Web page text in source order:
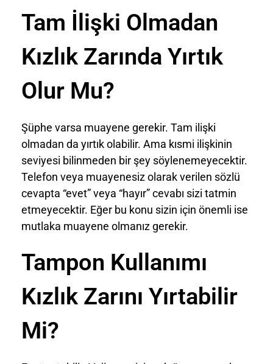
Tam İlişki Olmadan
Kızlık Zarında Yırtık
Olur Mu?
Şüphe varsa muayene gerekir. Tam ilişki
olmadan da yırtık olabilir. Ama kısmi ilişkinin
seviyesi bilinmeden bir şey söylenemeyecektir.
Telefon veya muayenesiz olarak verilen sözlü
cevapta “evet” veya “hayır” cevabı sizi tatmin
etmeyecektir. Eğer bu konu sizin için önemli ise
mutlaka muayene olmanız gerekir.
Tampon Kullanımı
Kızlık Zarını Yırtabilir
Mi?